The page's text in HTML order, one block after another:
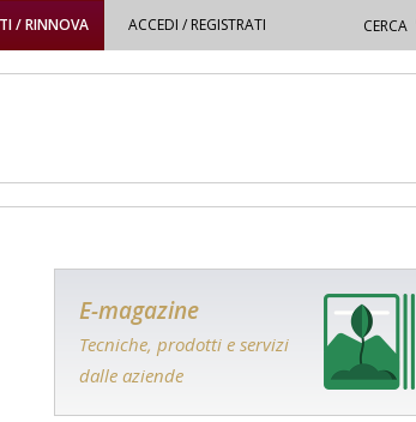
/ RINNOVA ACCEDI / REGISTRATI
E-magazine
Tecniche, prodotti e servizi
dalle aziende